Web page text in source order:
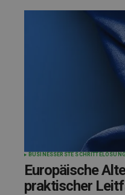
BUSINESS ERSTE SCHRITTE
Europäische
praktischer